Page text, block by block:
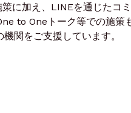
に加え、LINEを通じたコ
to Oneトーク等での施策
関をご支援しています。